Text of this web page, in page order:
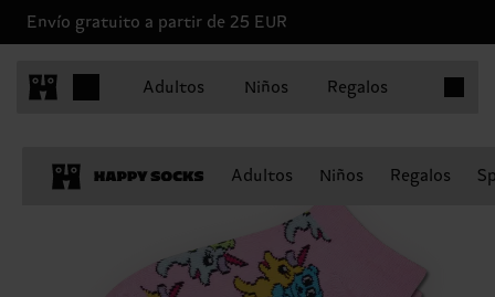
Envío gratuito a partir de 25 EUR
Adultos Niños Regalos
Adultos Niños Regalos